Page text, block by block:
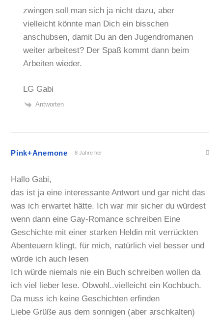
zwingen soll man sich ja nicht dazu, aber
vielleicht könnte man Dich ein bisschen
anschubsen, damit Du an den Jugendromanen
weiter arbeitest? Der Spaß kommt dann beim
Arbeiten wieder.
LG Gabi
Antworten
Pink+Anemone 8 Jahre her
Hallo Gabi,
das ist ja eine interessante Antwort und gar nicht das
was ich erwartet hätte. Ich war mir sicher du würdest
wenn dann eine Gay-Romance schreiben Eine
Geschichte mit einer starken Heldin mit verrückten
Abenteuern klingt, für mich, natürlich viel besser und
würde ich auch lesen
Ich würde niemals nie ein Buch schreiben wollen da
ich viel lieber lese. Obwohl..vielleicht ein Kochbuch.
Da muss ich keine Geschichten erfinden
Liebe Grüße aus dem sonnigen (aber arschkalten)